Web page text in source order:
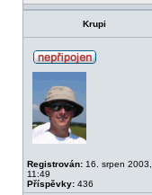
Krupi
Registrován: 16. srpen 2003,
11:49
Příspěvky: 436